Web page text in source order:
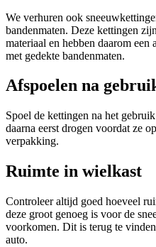
We verhuren ook
bandenmaten. Deze kettingen
materiaal en hebben daarom een
met gedekte bandenmaten.
Afspoelen na
Spoel de kettingen na het
daarna eerst drogen voordat ze
verpakking.
Ruimte in wielkast
Controleer altijd goed hoeveel
deze groot genoeg is voor de
voorkomen. Dit is terug te
auto.